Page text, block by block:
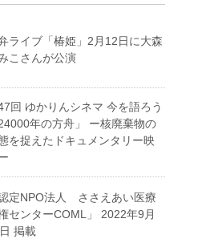
ライブ「椿姫」2月12日に大森
こさんが公演
回 ゆかりんシネマ 今を語ろう
24000年の方舟」 ー核廃棄物の
を捉えたドキュメンタリー映
認定NPO法人 ささえあい医療
センターCOML」 2022年9月
掲載